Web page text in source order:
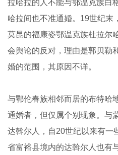
拉哈拉的人不能与鄂温克族白
哈拉间也不准通婚。19世纪末
莫昆的福康姿鄂温克族杜拉尔
会舆论的反对，理由是郭贝勒
婚的范围，其原因不详。
与鄂伦春族相邻而居的布特哈
通婚者，但仅属个别现象。与
达斡尔人，自20世纪以来有一
省富裕县境内的达斡尔人也有